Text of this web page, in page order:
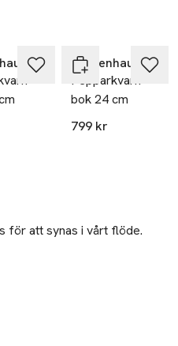
Zassenhaus
Pepparkvarn
bok 24 cm
799 kr
för att synas i vårt flöde.